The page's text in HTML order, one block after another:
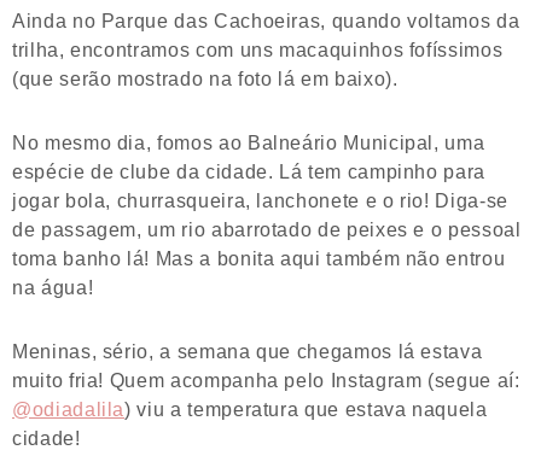
Ainda no Parque das Cachoeiras, quando voltamos da
trilha, encontramos com uns macaquinhos fofíssimos
(que serão mostrado na foto lá em baixo).
No mesmo dia, fomos ao Balneário Municipal, uma
espécie de clube da cidade. Lá tem campinho para
jogar bola, churrasqueira, lanchonete e o rio! Diga-se
de passagem, um rio abarrotado de peixes e o pessoal
toma banho lá! Mas a bonita aqui também não entrou
na água!
Meninas, sério, a semana que chegamos lá estava
muito fria! Quem acompanha pelo Instagram (segue aí:
@odiadalila) viu a temperatura que estava naquela
cidade!